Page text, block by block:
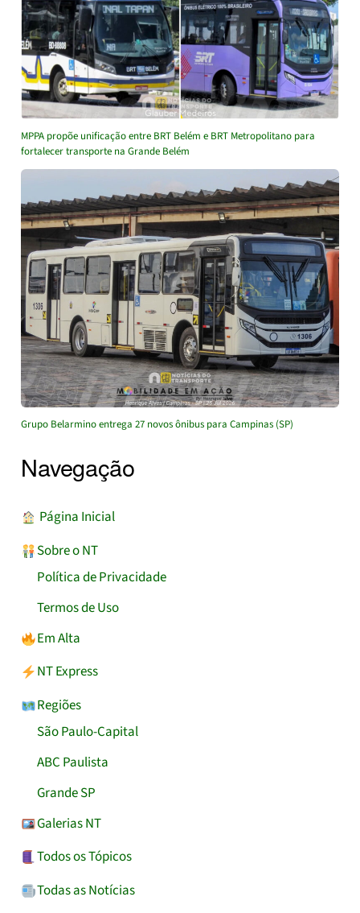
MPPA propõe unificação entre BRT Belém e BRT Metropolitano para
fortalecer transporte na Grande Belém
Grupo Belarmino entrega 27 novos ônibus para Campinas (SP)
Navegação
︎ Página Inicial
Sobre o NT
Política de Privacidade
Termos de Uso
Em Alta
NT Express
Regiões
São Paulo-Capital
ABC Paulista
Grande SP
Galerias NT
Todos os Tópicos
Todas as Notícias